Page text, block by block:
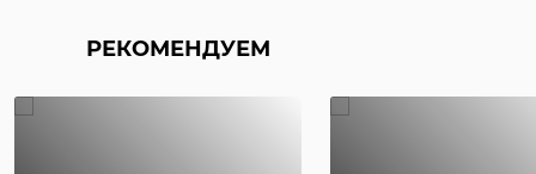
РЕКОМЕНДУЕМ